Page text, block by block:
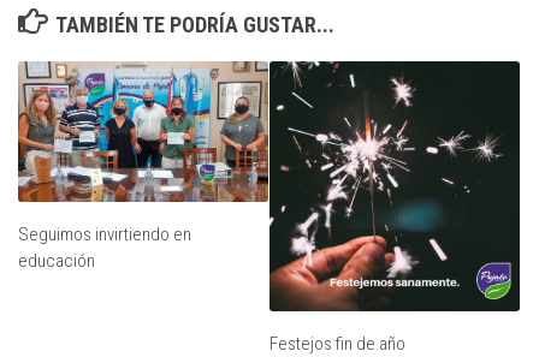
TAMBIÉN TE PODRÍA GUSTAR...
Seguimos invirtiendo en
educación
Festejos fin de año